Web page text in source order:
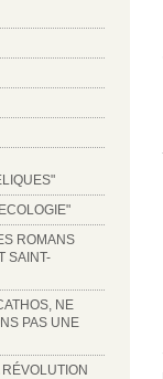
ROMANS
SAINT-
NE
PAS UNE